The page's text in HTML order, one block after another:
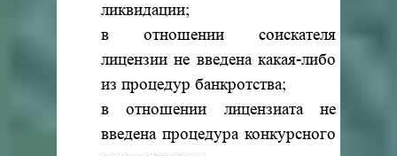
ликвидации;
в отношении соискателя
лицензии не введена какая-либо
из процедур банкротства;
в отношении лицензиата не
введена процедура конкурсного